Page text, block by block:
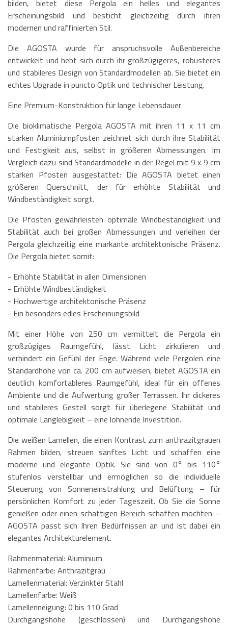
bilden, bietet diese Pergola ein helles und elegantes
Erscheinungsbild und besticht gleichzeitig durch ihren
modernen und raffinierten Stil.
Die AGOSTA wurde für anspruchsvolle Außenbereiche
entwickelt und hebt sich durch ihr großzügigeres, robusteres
und stabileres Design von Standardmodellen ab. Sie bietet ein
echtes Upgrade in puncto Optik und technischer Leistung.
Eine Premium-Konstruktion für lange Lebensdauer
Die bioklimatische Pergola AGOSTA mit ihren 11 x 11 cm
starken Aluminiumpfosten zeichnet sich durch ihre Stabilität
und Festigkeit aus, selbst in größeren Abmessungen. Im
Vergleich dazu sind Standardmodelle in der Regel mit 9 x 9 cm
starken Pfosten ausgestattet: Die AGOSTA bietet einen
größeren Querschnitt, der für erhöhte Stabilität und
Windbeständigkeit sorgt.
Die Pfosten gewährleisten optimale Windbeständigkeit und
Stabilität auch bei großen Abmessungen und verleihen der
Pergola gleichzeitig eine markante architektonische Präsenz.
Die Pergola bietet somit:
- Erhöhte Stabilität in allen Dimensionen
- Erhöhte Windbeständigkeit
- Hochwertige architektonische Präsenz
- Ein besonders edles Erscheinungsbild
Mit einer Höhe von 250 cm vermittelt die Pergola ein
großzügiges Raumgefühl, lässt Licht zirkulieren und
verhindert ein Gefühl der Enge. Während viele Pergolen eine
Standardhöhe von ca. 200 cm aufweisen, bietet AGOSTA ein
deutlich komfortableres Raumgefühl, ideal für ein offenes
Ambiente und die Aufwertung großer Terrassen. Ihr dickeres
und stabileres Gestell sorgt für überlegene Stabilität und
optimale Langlebigkeit – eine lohnende Investition.
Die weißen Lamellen, die einen Kontrast zum anthrazitgrauen
Rahmen bilden, streuen sanftes Licht und schaffen eine
moderne und elegante Optik. Sie sind von 0° bis 110°
stufenlos verstellbar und ermöglichen so die individuelle
Steuerung von Sonneneinstrahlung und Belüftung – für
persönlichen Komfort zu jeder Tageszeit. Ob Sie die Sonne
genießen oder einen schattigen Bereich schaffen möchten –
AGOSTA passt sich Ihren Bedürfnissen an und ist dabei ein
elegantes Architekturelement.
Rahmenmaterial: Aluminium
Rahmenfarbe: Anthrazitgrau
Lamellenmaterial: Verzinkter Stahl
Lamellenfarbe: Weiß
Lamellenneigung: 0 bis 110 Grad
Durchgangshöhe (geschlossen) und Durchgangshöhe